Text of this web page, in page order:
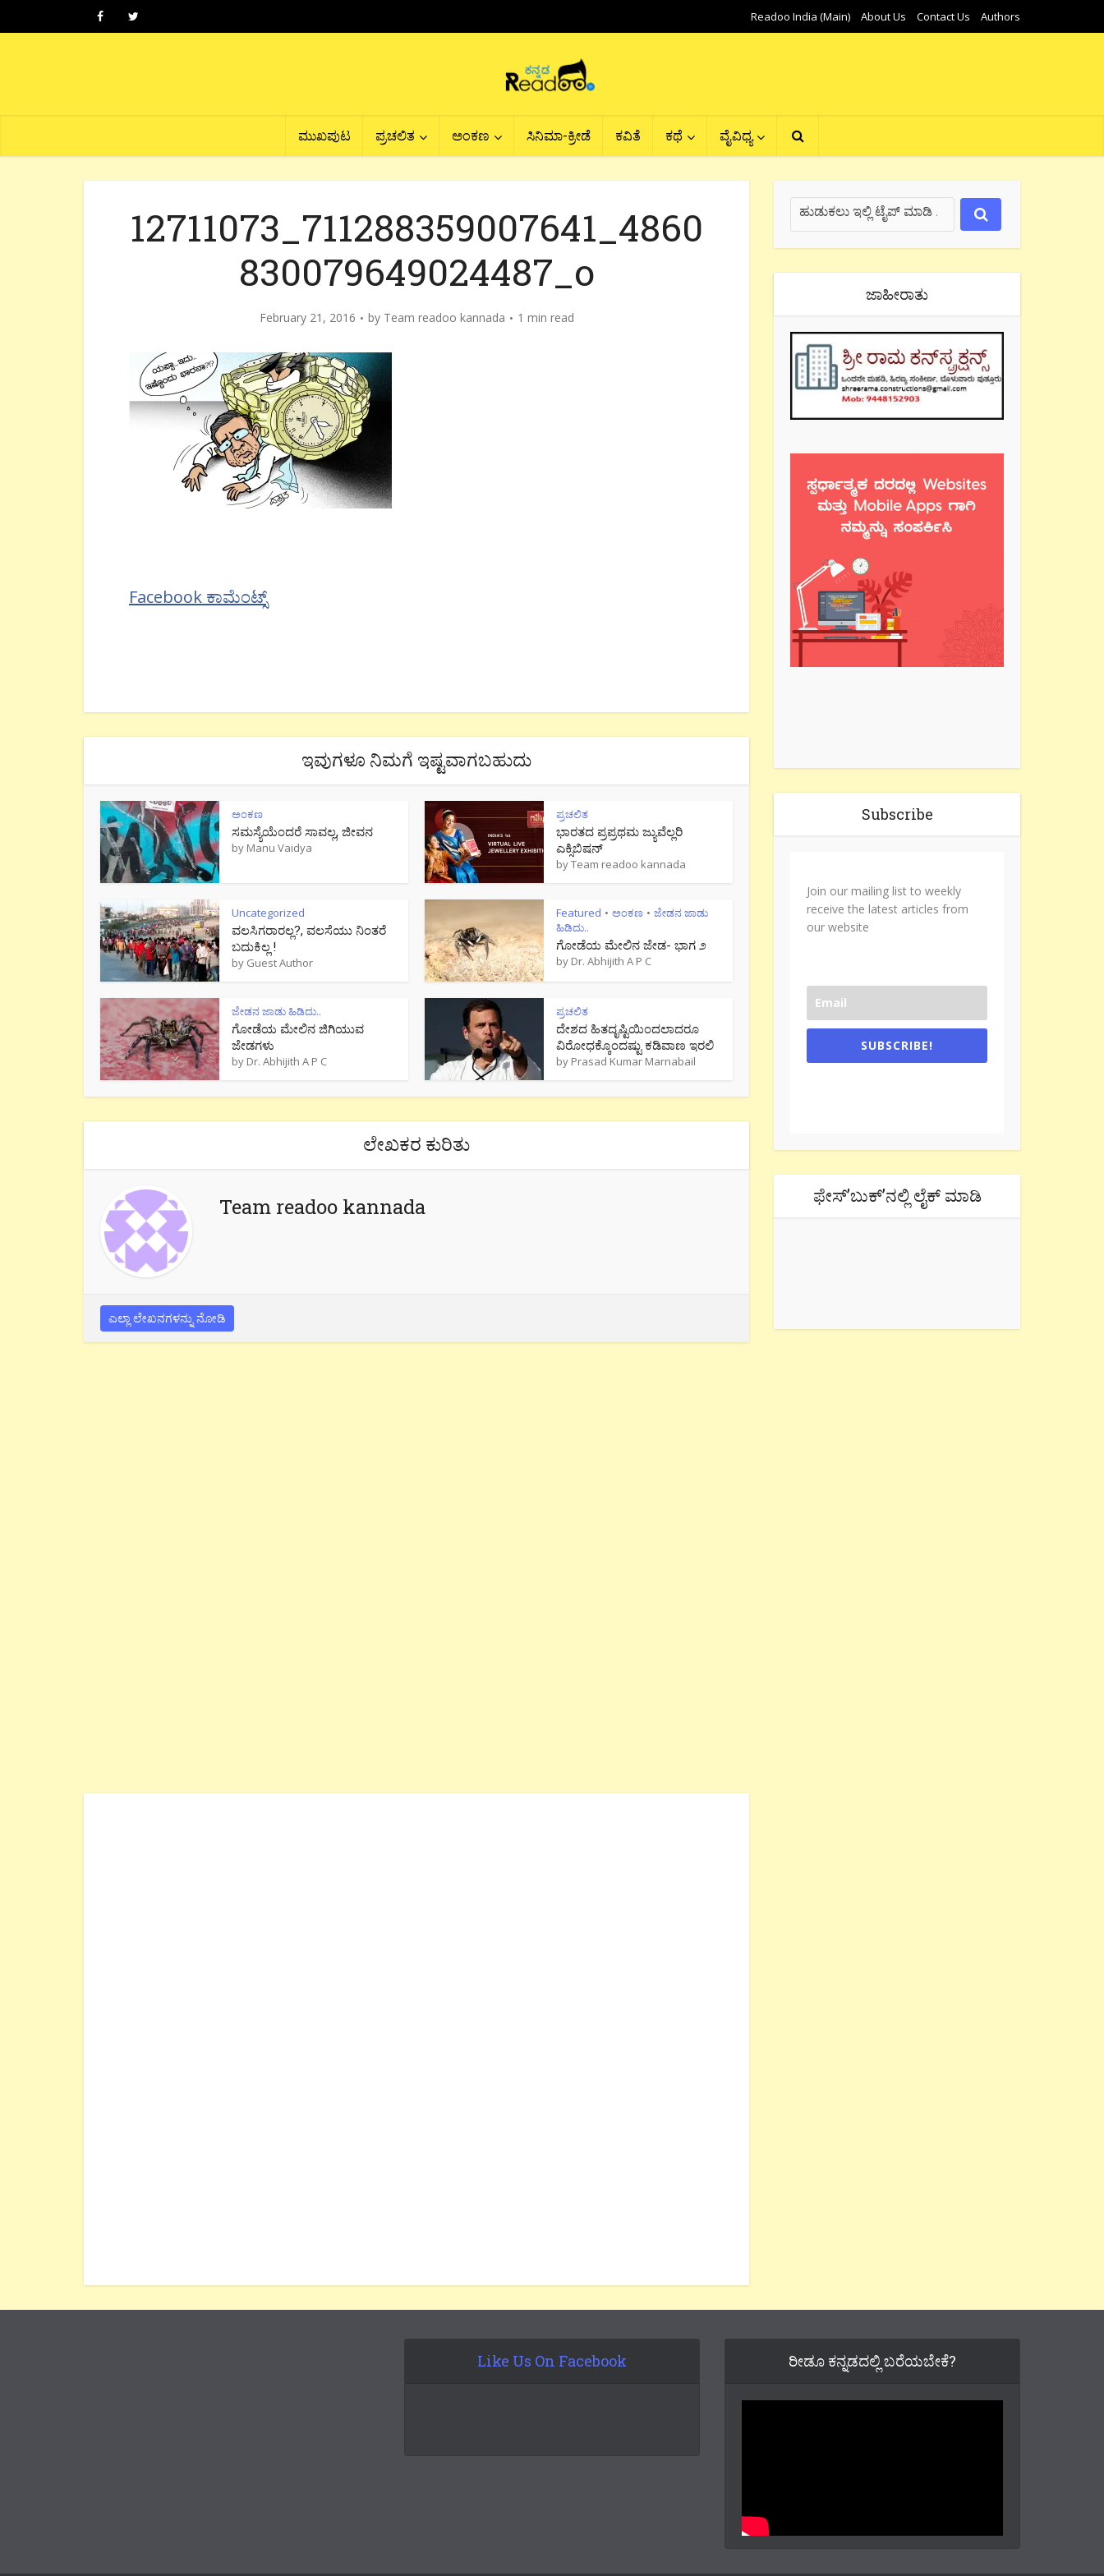
Readoo India (Main) About Us Contact Us Authors
ಮುಖಪುಟ ಪ್ರಚಲಿತ ಅಂಕಣ ಸಿನಿಮಾ-ಕ್ರೀಡೆ ಕವಿತೆ ಕಥೆ ವೈವಿಧ್ಯ
12711073_711288359007641_4860
830079649024487_o
February 21, 2016 by Team readoo kannada 1 min read
Facebook ಕಾಮೆಂಟ್ಸ್
ಇವುಗಳೂ ನಿಮಗೆ ಇಷ್ಟವಾಗಬಹುದು
ಅಂಕಣ
ಸಮಸ್ಯೆಯೆಂದರೆ ಸಾವಲ್ಲ, ಜೀವನ
by Manu Vaidya
ಪ್ರಚಲಿತ
ಭಾರತದ ಪ್ರಪ್ರಥಮ ಜ್ಯುವೆಲ್ಲರಿ
ಎಕ್ಸಿಬಿಷನ್
byTeam readoo kannada
Uncategorized
ವಲಸಿಗರಾರಲ್ಲ?, ವಲಸೆಯು ನಿಂತರೆ
ಬದುಕಿಲ್ಲ !
by Guest Author
Featured • ಅಂಕಣ • ಜೇಡನ ಜಾಡು
ಹಿಡಿದು..
ಗೋಡೆಯ ಮೇಲಿನ ಜೇಡ- ಭಾಗ ೨
by Dr. Abhijith A P C
ಜೇಡನ ಜಾಡು ಹಿಡಿದು..
ಗೋಡೆಯ ಮೇಲಿನ ಜಿಗಿಯುವ
ಜೇಡಗಳು
by Dr. Abhijith A P C
ಪ್ರಚಲಿತ
ದೇಶದ ಹಿತದೃಷ್ಟಿಯಿಂದಲಾದರೂ
ವಿರೋಧಕ್ಕೊಂದಷ್ಟು ಕಡಿವಾಣ ಇರಲಿ
by Prasad Kumar Marnabail
ಲೇಖಕರ ಕುರಿತು
Team readoo kannada
ಎಲ್ಲಾ ಲೇಖನಗಳನ್ನು ನೋಡಿ
ಜಾಹೀರಾತು
Subscribe
Join our mailing list to weekly
receive the latest articles from
our website
SUBSCRIBE!
ಫೇಸ್’ಬುಕ್’ನಲ್ಲಿ ಲೈಕ್ ಮಾಡಿ
Like Us On Facebook ರೀಡೂ ಕನ್ನಡದಲ್ಲಿ ಬರೆಯಬೇಕೆ?